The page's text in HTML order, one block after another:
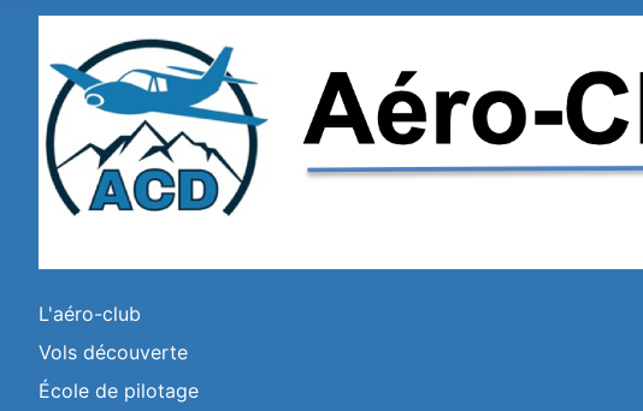
L'aéro-club
Vols découverte
École de pilotage